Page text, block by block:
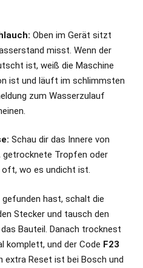
Oben im Gerät sitzt
misst. Wenn der
ist, weiß die Maschine
ist und läuft im schlimmsten
zum Wasserzulauf
Schau dir das Innere von
getrocknete Tropfen oder
wo es undicht ist.
hast, schalt die
Stecker und tausch den
Bauteil. Danach trocknest
komplett, und der Code F23
extra Reset ist bei Bosch und